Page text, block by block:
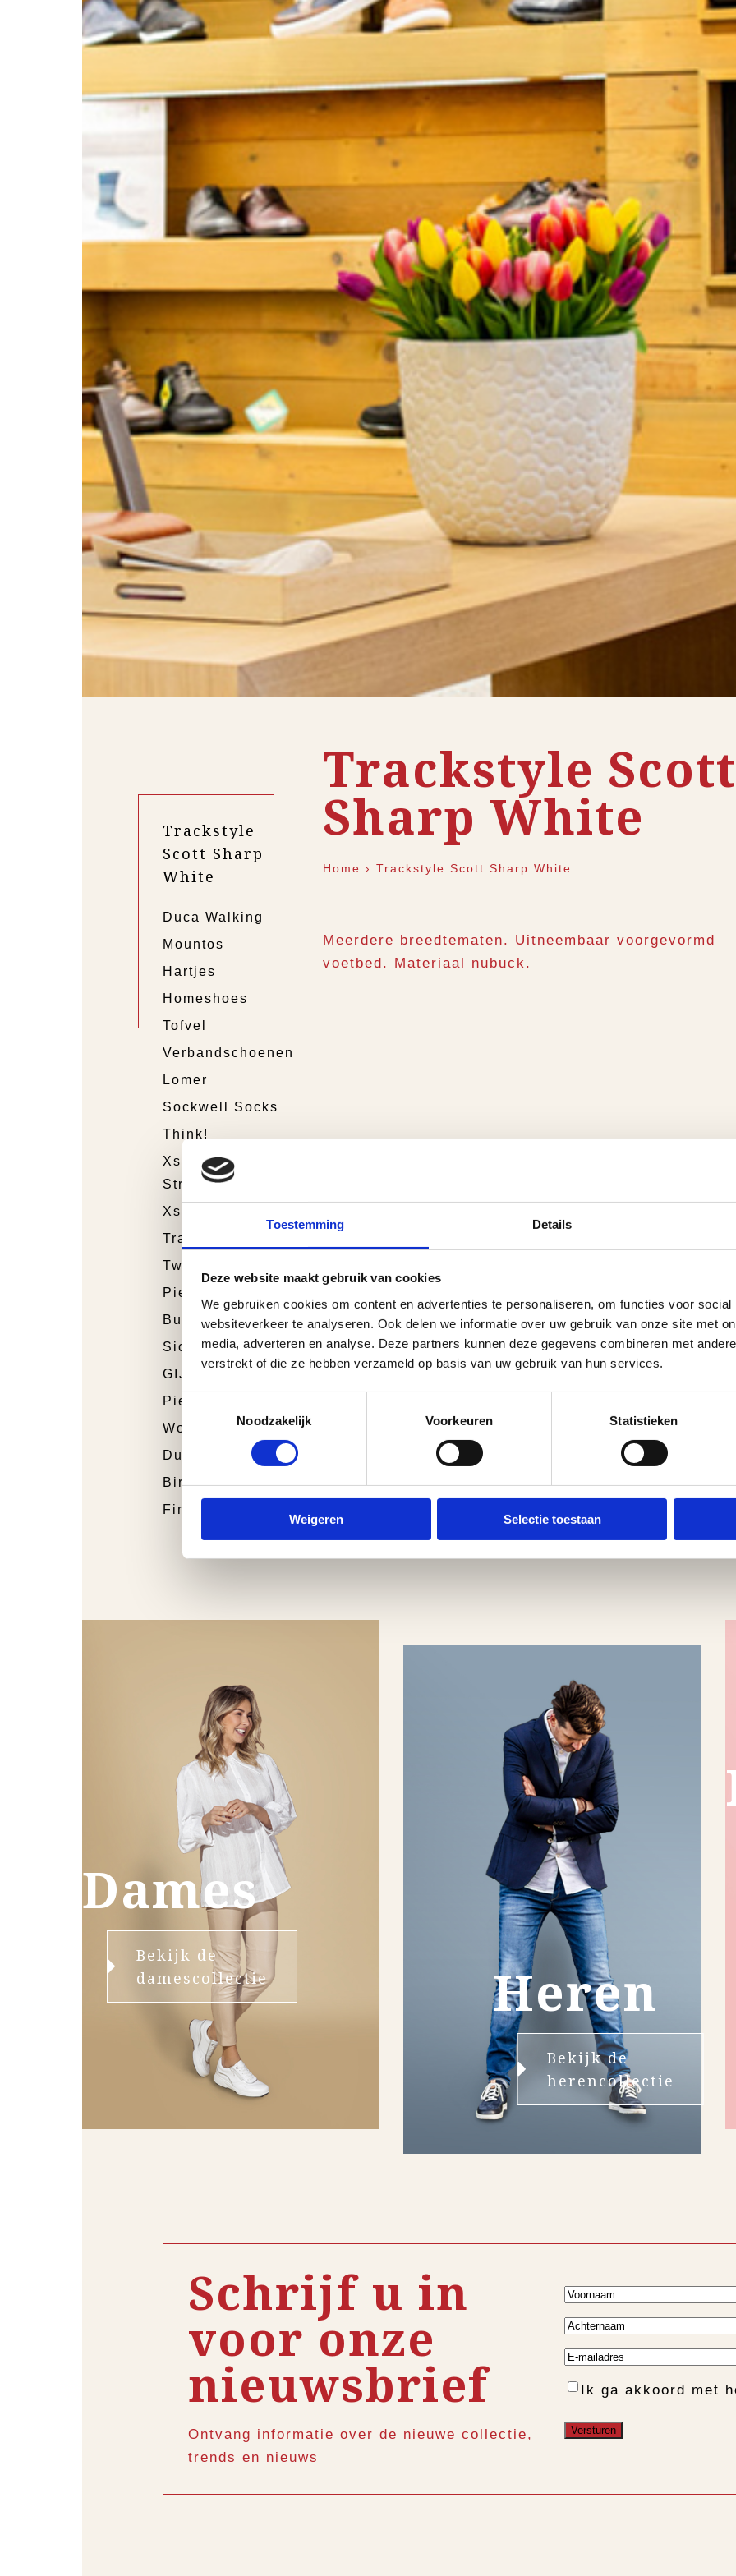
Toestemming Details
Deze website maakt gebruik van cookies
We gebruiken cookies om content en advertenties te personaliseren, om functies voor
websiteverkeer te analyseren. Ook delen we informatie over uw gebruik van onze site met
media, adverteren en analyse. Deze partners kunnen deze gegevens combineren met
verstrekt of die ze hebben verzameld op basis van uw gebruik van hun services.
Toestemmingsselectie
Noodzakelijk
Voorkeuren Statistieken
Weigeren Selectie toestaan
Trackstyle
Scott Sharp
White
Duca Walking
Mountos
Hartjes
Homeshoes
Tofvel
Verbandschoenen
Lomer
Sockwell Socks
Think!
Xsensible
Stretchwalker
Xsensible
Trackstyle
Twins
Piedro Sport
Bunnies Junior
Sioux
GIJS
Piedro
Wolky
Durea
Birkenstock
Finn Comfort
Trackstyle
Sharp White
Home ›Trackstyle Scott Sharp White
Meerdere breedtematen. Uitneembaar voorgevormd
voetbed. Materiaal nubuck.
Dames
Bekijk de
damescollectie
Heren
Bekijk de
herencollectie
Schrijf u in
voor onze
nieuwsbrief
Ontvang informatie over de nieuwe collectie,
trends en nieuws
Voornaam
Achternaam
E-
mailadres
Instemming
Ik ga akkoord met